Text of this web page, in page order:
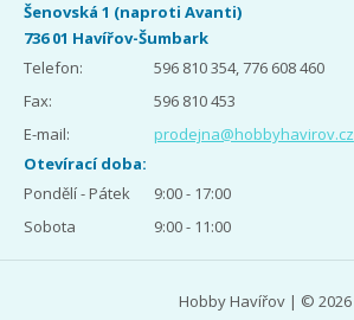
Šenovská 1 (naproti Avanti)
736 01 Havířov-Šumbark
Telefon:
596 810 354, 776 608 460
Fax:
596 810 453
E-mail:
prodejna@hobbyhavirov.cz
Otevírací doba:
Pondělí - Pátek
9:00 - 17:00
Sobota
9:00 - 11:00
Hobby Havířov | © 2026